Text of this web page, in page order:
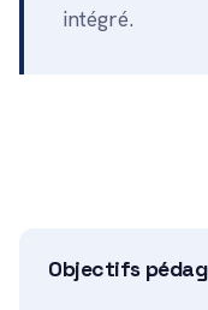
intégré.
Objectifs